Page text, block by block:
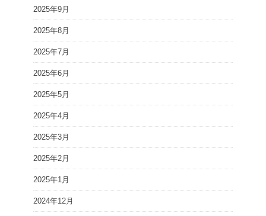
2025年9月
2025年8月
2025年7月
2025年6月
2025年5月
2025年4月
2025年3月
2025年2月
2025年1月
2024年12月